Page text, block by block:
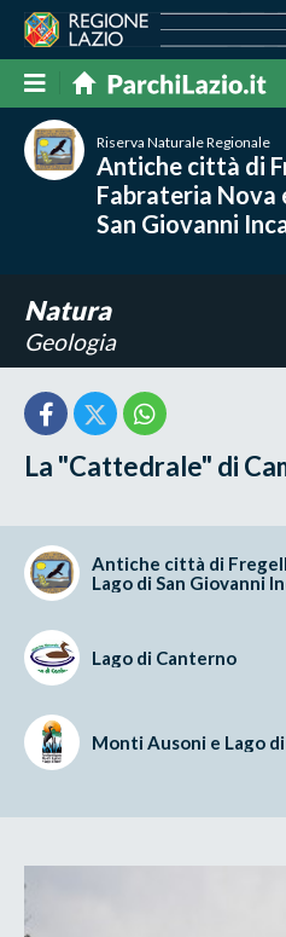
Riserva Naturale Regionale
Antiche città di
Fabrateria Nova
San Giovanni
Natura
Geologia
La "Cattedrale" di
Antiche città di
Lago di San Giovanni
Lago di Canterno
Monti Ausoni e Lago